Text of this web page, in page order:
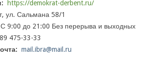
https://demokrat-derbent.ru/
ул. Сальмана 58/1
С 9:00 до 21:00 Без перерыва и выходных
475-33-33
mail.ibra@mail.ru